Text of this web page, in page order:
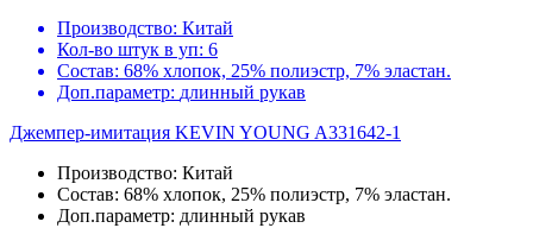
Производство: Китай
Кол-во штук в уп: 6
Состав: 68% хлопок, 25% полиэстр, 7% эластан.
Доп.параметр: длинный рукав
Джемпер-имитация KEVIN YOUNG A331642-1
Производство: Китай
Состав: 68% хлопок, 25% полиэстр, 7% эластан.
Доп.параметр: длинный рукав